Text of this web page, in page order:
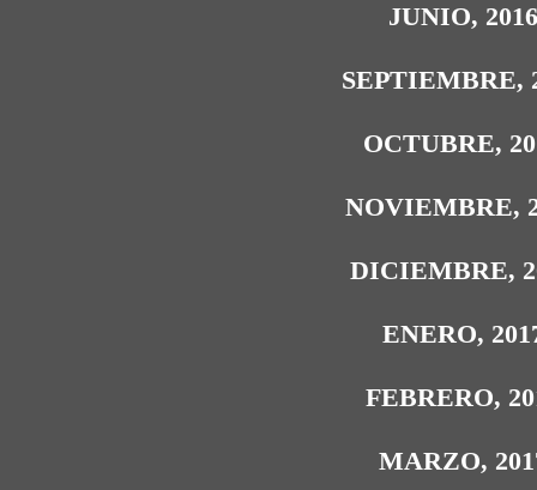
JUNIO, 2016
SEPTIEMBRE,
OCTUBRE,
NOVIEMBRE,
DICIEMBRE,
ENERO,
FEBRERO,
MARZO,